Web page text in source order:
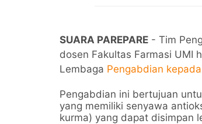
SUARA PAREPARE - Tim
dosen Fakultas Farmasi UMI
Lembaga Pengabdian
Pengabdian ini bertujuan
yang memiliki senyawa
kurma) yang dapat disimpan